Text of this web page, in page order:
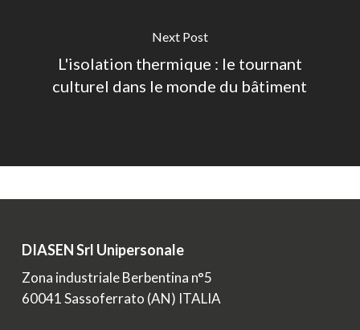
Next Post
L'isolation thermique : le tournant
culturel dans le monde du bâtiment
DIASEN Srl Unipersonale
Zona industriale Berbentina n°5
60041 Sassoferrato (AN) ITALIA